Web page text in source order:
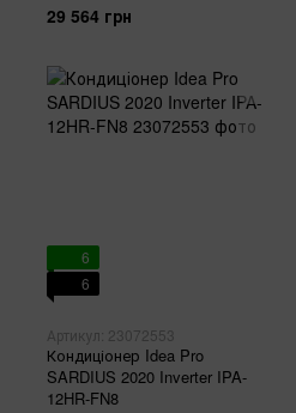
29 564 грн
6
6
Артикул: 23072553
Кондиціонер Idea Pro
SARDIUS 2020 Inverter IPA-
12HR-FN8